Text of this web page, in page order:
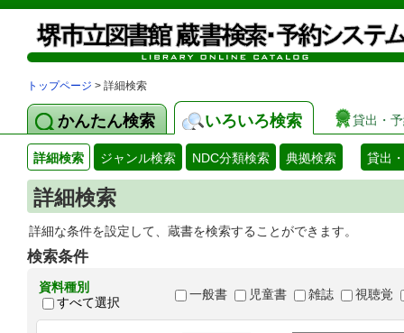
トップページ > 詳細検索
かんたん検索 いろいろ検索 貸出・
詳細検索 ジャンル検索 NDC分類検索 典拠検索 貸出
詳細検索
詳細な条件を設定して、蔵書を検索することができます。
検索条件
資料種別
すべて選択
一般書 児童書 雑誌 視聴覚